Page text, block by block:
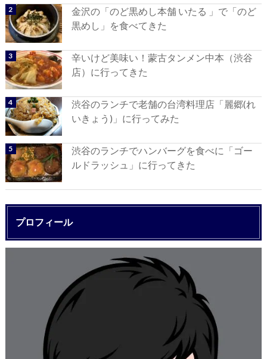
金沢の「のど黒めし本舗 いたる 」で「のど
黒めし」を食べてきた
辛いけど美味い！蒙古タンメン中本（渋谷
店）に行ってきた
渋谷のランチで老舗の台湾料理店「麗郷(れ
いきょう)」に行ってみた
渋谷のランチでハンバーグを食べに「ゴー
ルドラッシュ」に行ってきた
プロフィール